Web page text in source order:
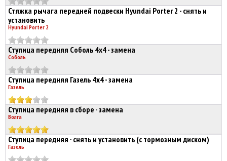
Стяжка рычага передней подвески Hyundai Porter 2 - снять и
установить
Hyundai Porter 2
Ступица передняя Соболь 4х4 - замена
Соболь
Ступица передняя Газель 4х4 - замена
Газель
Ступица передняя в сборе - замена
Волга
Ступица передняя - снять и установить (с тормозным диском)
Газель